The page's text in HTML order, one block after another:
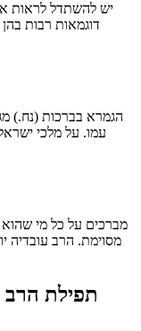
יש להשתדל לראות
דוגמאות רבות
הגמרא בברכות (נח.)
עמו. על מלכי
מברכים על כל מי
מסוימת. הרב עובדיה
תפילת הרב